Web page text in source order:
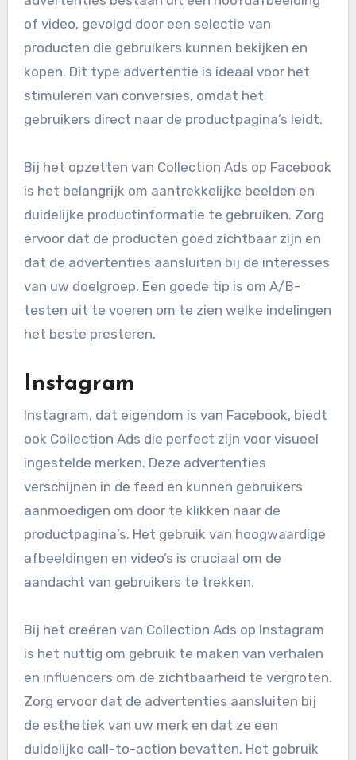
of video, gevolgd door een selectie van
producten die gebruikers kunnen bekijken en
kopen. Dit type advertentie is ideaal voor het
stimuleren van conversies, omdat het
gebruikers direct naar de productpagina’s leidt.
Bij het opzetten van Collection Ads op Facebook
is het belangrijk om aantrekkelijke beelden en
duidelijke productinformatie te gebruiken. Zorg
ervoor dat de producten goed zichtbaar zijn en
dat de advertenties aansluiten bij de interesses
van uw doelgroep. Een goede tip is om A/B-
testen uit te voeren om te zien welke indelingen
het beste presteren.
Instagram
Instagram, dat eigendom is van Facebook, biedt
ook Collection Ads die perfect zijn voor visueel
ingestelde merken. Deze advertenties
verschijnen in de feed en kunnen gebruikers
aanmoedigen om door te klikken naar de
productpagina’s. Het gebruik van hoogwaardige
afbeeldingen en video’s is cruciaal om de
aandacht van gebruikers te trekken.
Bij het creëren van Collection Ads op Instagram
is het nuttig om gebruik te maken van verhalen
en influencers om de zichtbaarheid te vergroten.
Zorg ervoor dat de advertenties aansluiten bij
de esthetiek van uw merk en dat ze een
duidelijke call-to-action bevatten. Het gebruik